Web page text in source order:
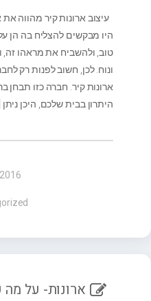
עיצוב ארונות קיר מהווה
היו מבקשים להצליח בה הן
טוב, ולהשביח את מראהו זה,
ונוח. לכן, חשוב לפנות רק
ארונות קיר. חברה כזו תבחן
היתרון בבית שלכם, היכן ניתן
ארונות- על מה